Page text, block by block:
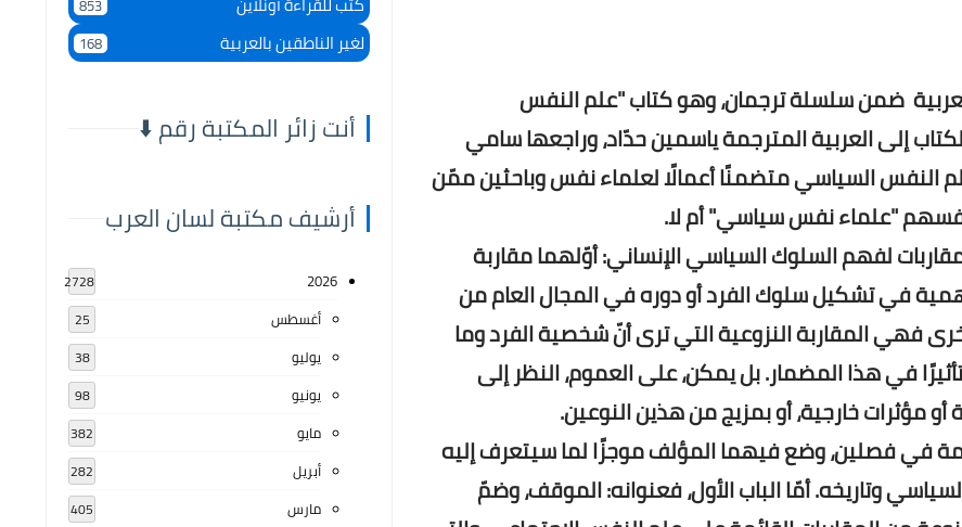
ضمن سلسلة ترجمان، وهو كتاب "علم النفس
إلى العربية المترجمة ياسمين حدّاد، وراجعها سامي
النفس السياسي متضمنًا أعمالًا لعلماء نفس وباحثين ممّن
"علماء نفس سياسي" أم لا.
لفهم السلوك السياسي الإنساني: أوّلهما مقاربة
في تشكيل سلوك الفرد أو دوره في المجال العام من
فهي المقاربة النزوعية التي ترى أنّ شخصية الفرد وما
في هذا المضمار. بل يمكن، على العموم، النظر إلى
مؤثرات خارجية، أو بمزيج من هذين النوعين.
في فصلين، وضع فيهما المؤلف موجزًا لما سيتعرف إليه
وتاريخه. أمّا الباب الأول، فعنوانه: الموقف، وضمّ
لغير الناطقين بالعربية 168
أنت زائر المكتبة رقم ⬇️
أرشيف مكتبة لسان العرب
2026
2728
أغسطس 25
يوليو 38
يونيو 98
مايو 382
أبريل 282
مارس 405